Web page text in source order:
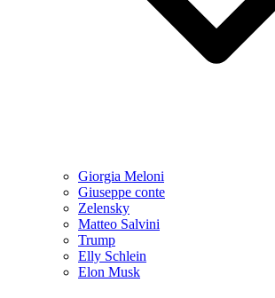
Giorgia Meloni
Giuseppe conte
Zelensky
Matteo Salvini
Trump
Elly Schlein
Elon Musk